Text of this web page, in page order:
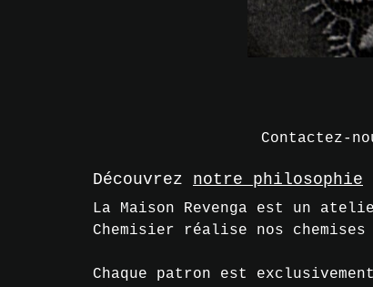
Contactez-
Découvrez notre philosophie
La Maison Revenga est un
Chemisier réalise nos
Chaque patron est